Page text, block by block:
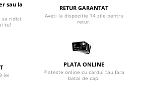
sau la
sa ridici
tu!
RETUR GARANTAT
Aveti la dispozitie 14 zile pentru
retur.
lei
PLATA ONLINE
Plateste online cu cardul tau fara
batai de cap.